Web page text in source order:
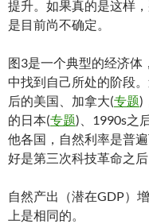
提升。如果真的是这样
是目前尚不确定。
图3是一个典型的经济体
中找到自己所处的阶段
后的美国、加拿大(专题)
的日本(专题)、1990s之
他各国，自然利率是普
好是第三次科技革命之
自然产出（潜在GDP）
上是相同的。